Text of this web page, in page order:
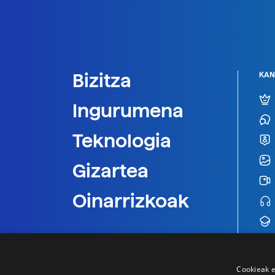
Bizitza
Ingurumena
Teknologia
Gizartea
Oinarrizkoak
Cookieak